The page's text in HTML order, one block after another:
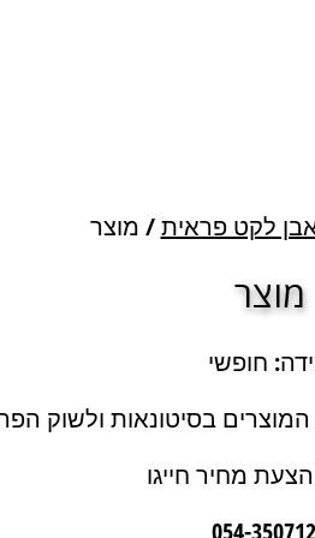
לקט פראית/ מוצר
מוצר
חופשי
בסיטונאות ולשוק
מחיר חייגו
054-